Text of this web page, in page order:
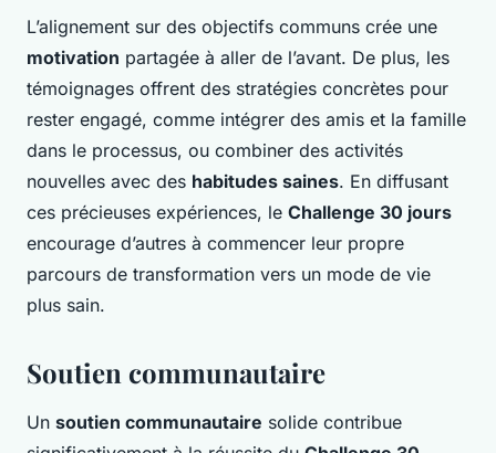
L’alignement sur des objectifs communs crée une
motivation partagée à aller de l’avant. De plus, les
témoignages offrent des stratégies concrètes pour
rester engagé, comme intégrer des amis et la famille
dans le processus, ou combiner des activités
nouvelles avec des habitudes saines. En diffusant
ces précieuses expériences, le Challenge 30 jours
encourage d’autres à commencer leur propre
parcours de transformation vers un mode de vie
plus sain.
Soutien communautaire
Un soutien communautaire solide contribue